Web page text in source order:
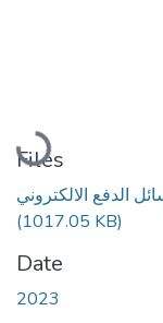
Loading...
Files
(1017.05 KB)
Date
2023